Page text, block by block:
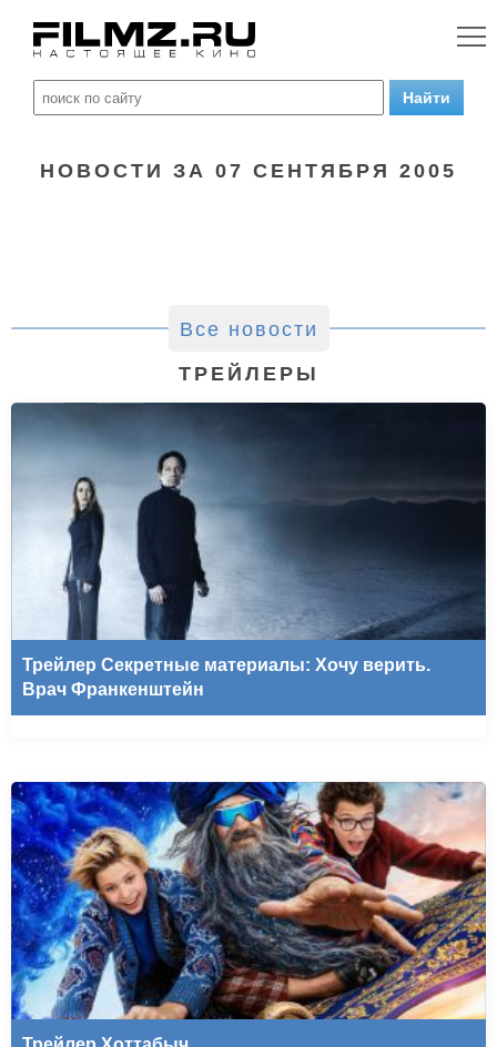
НОВОСТИ ЗА 07 СЕНТЯБРЯ 2005
Все новости
ТРЕЙЛЕРЫ
Трейлер Секретные материалы: Хочу верить.
Врач Франкенштейн